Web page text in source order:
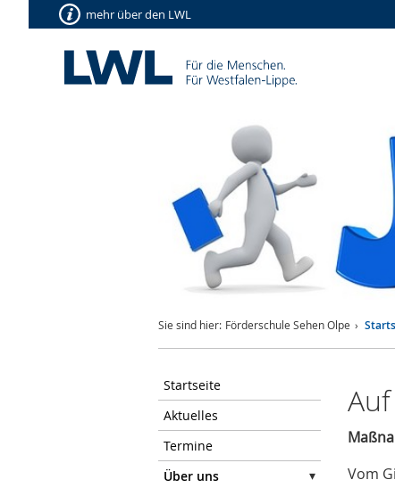
mehr über den LWL
Sie sind hier: Förderschule Sehen Olpe
Startseite
Aktuelles
Termine
Über uns
Vom